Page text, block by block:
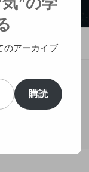
のアーカイブ
購読